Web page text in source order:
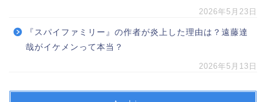
2026年5月23日
『スパイファミリー』の作者が炎上した理由は？遠藤達
哉がイケメンって本当？
2026年5月13日